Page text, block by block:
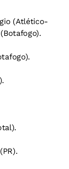
(Atlético-